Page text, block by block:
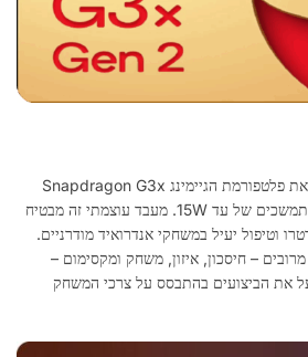
בליבת ה-Pocket ACE נמצאת פלטפורמת הגיימינג Snapdragon G3x
Gen 2, המספקת ביצועים מתמשכים של עד 15W. מעבד עוצמתי זה מבטיח
וטיפול יעיל במשחקי אנדרואיד מודרניים.
– חיסכון, איזון, משחק ומקסימום –
את הביצועים בהתבסס על צרכי המשחק